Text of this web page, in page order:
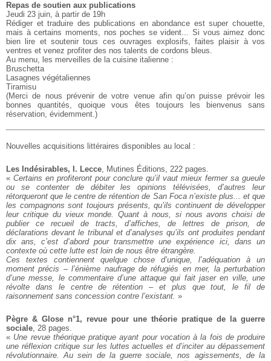
Repas de soutien aux publications
Jeudi 23 juin, à partir de 19h
Rédiger et traduire des publications en abondance est super chouette,
mais à certains moments, nos poches se vident... Si vous aimez donc
bien lire et soutenir tous ces ouvrages explosifs, faites plaisir à vos
ventres et venez profiter des nos talents de cordons bleus.
Au menu, les merveilles de la cuisine italienne :
Bruschetta
Lasagnes végétaliennes
Tiramisu
(Merci de nous prévenir de votre venue afin qu’on puisse prévoir les
bonnes quantités, quoique vous êtes toujours les bienvenus sans
réservation, évidemment.)
Nouvelles acquisitions littéraires disponibles au local :
Les Indésirables, I. Lecce, Mutines Éditions, 222 pages.
« Certains en profiteront pour conclure qu’il vaut mieux fermer sa gueule
ou se contenter de débiter les opinions télévisées, d’autres leur
rétorqueront que le centre de rétention de San Foca n’existe plus... et que
les compagnons sont toujours présents, qu’ils continuent de développer
leur critique du vieux monde. Quant à nous, si nous avons choisi de
publier ce recueil de tracts, d’affiches, de lettres de prison, de
déclarations devant le tribunal et d’analyses qu’ils ont produites pendant
dix ans, c’est d’abord pour transmettre une expérience ici, dans un
contexte où cette lutte est loin de nous être étrangère.
Ces textes contiennent quelque chose d’unique, l’adéquation à un
moment précis – l’énième naufrage de réfugiés en mer, la perturbation
d’une messe, le commentaire d’une attaque qui fait jaser en ville, une
révolte dans le centre de rétention – et plus que tout, le fil de
raisonnement sans concession contre l’existant. »
Pègre & Glose n°1, revue pour une théorie pratique de la guerre
sociale, 28 pages.
« Une revue théorique pratique ayant pour vocation à la fois de produire
une réflexion critique sur les luttes actuelles et d’inciter au dépassement
révolutionnaire. Au sein de la guerre sociale, nos agissements, de la